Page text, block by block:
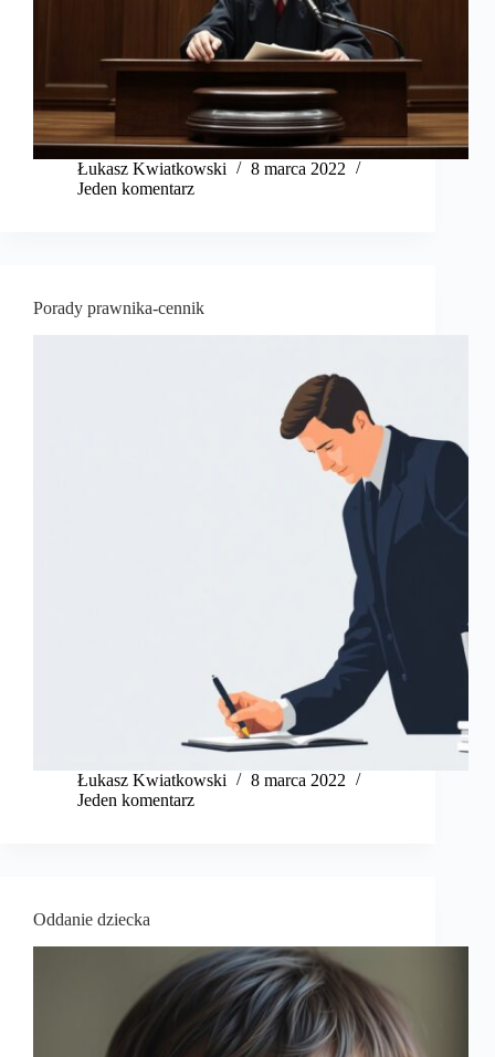
​Łukasz Kwiatkowski
8 marca 2022
Jeden komentarz
Porady prawnika-cennik
​Łukasz Kwiatkowski
8 marca 2022
Jeden komentarz
Oddanie dziecka